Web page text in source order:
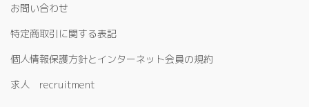
お問い合わせ
特定商取引に関する表記
個人情報保護方針とインターネット会員の規約
求人 recruitment